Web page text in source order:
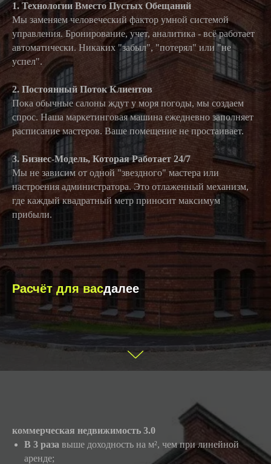
1. Технологии Вместо Пустых Обещаний
Мы заменяем человеческий фактор умной системой
управления. Бронирование, учет, аналитика - всё работает
автоматически. Никаких "забыл", "потерял" или "не
успел".
2. Постоянный Поток Клиентов
Пока обычные салоны ждут у моря погоды, мы создаем
спрос. Наша маркетинговая машина ежедневно заполняет
расписание мастеров. Ваше помещение не простаивает.
3. Бизнес-Модель, Которая Работает 24/7
Мы не зависим от одной "звездного" мастера или
настроения администратора. Это отлаженный механизм,
где каждый квадратный метр приносит максимум
прибыли.
Расчёт для васдалее
коммерческая недвижимость 3.0
В 3 раза выше доходность на м², чем при линейной
аренде;